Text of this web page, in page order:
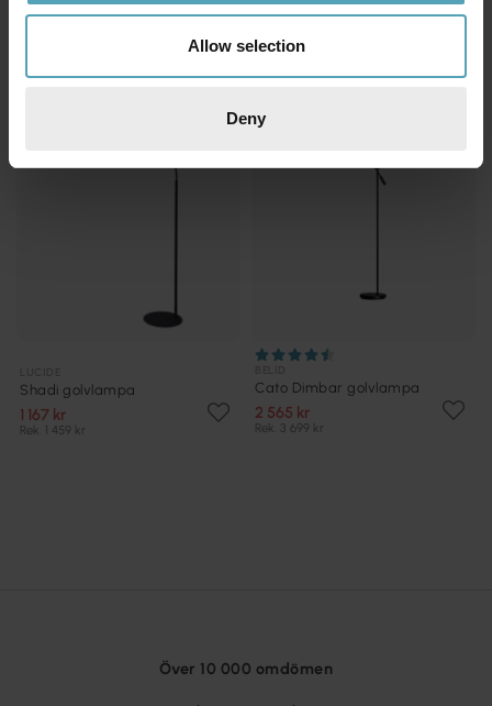
Allow selection
Deny
Shadi golvlampa
1 167 kr
Rek. 1 459 kr
Cato Dimbar golvlampa
2 565 kr
Rek. 3 699 kr
Över 10 000 omdömen